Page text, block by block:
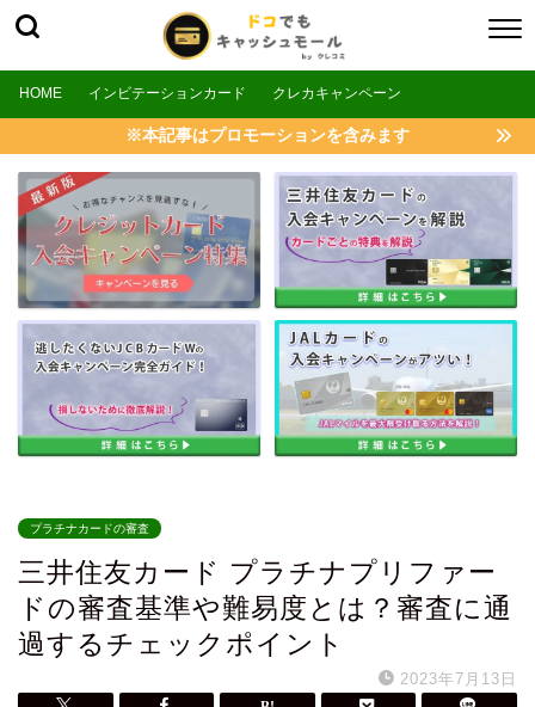
HOME インビテーションカード クレカキャンペーン
※本記事はプロモーションを含みます
プラチナカードの審査
三井住友カード プラチナプリファー
ドの審査基準や難易度とは？審査に通
過するチェックポイント
2023年7月13日